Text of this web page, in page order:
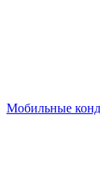
Мобильные